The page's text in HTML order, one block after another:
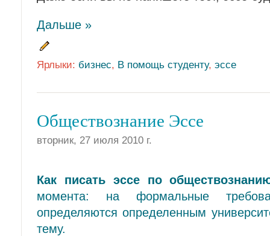
Дальше »
Ярлыки: бизнес, В помощь студенту, эссе
Обществознание Эссе
вторник, 27 июля 2010 г.
Как писать эссе по
момента: на формальные
определяются определенным
тему.